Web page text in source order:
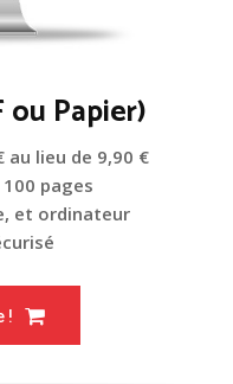
ou Papier)
au lieu de 9,90 €
100 pages
et ordinateur
!